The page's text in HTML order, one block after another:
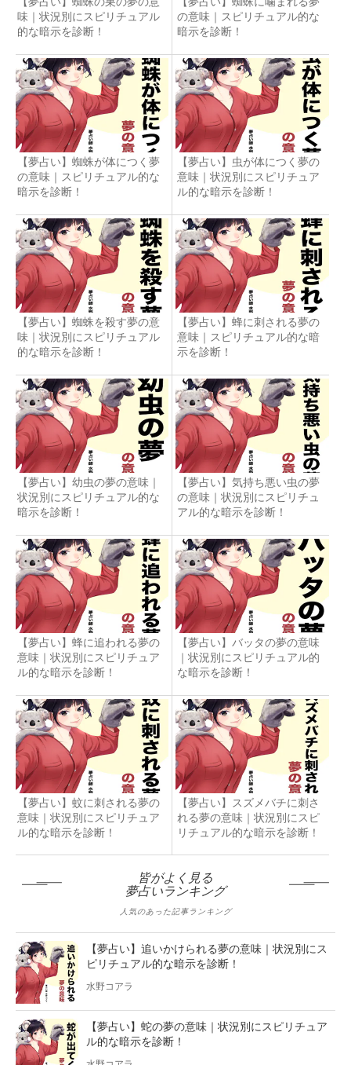
味｜状況別にスピリチュアル
的な暗示を診断！
の意味｜スピリチュアル的な
暗示を診断！
【夢占い】蜘蛛が体につく夢
の意味｜スピリチュアル的な
暗示を診断！
【夢占い】虫が体につく夢の
意味｜状況別にスピリチュア
ル的な暗示を診断！
【夢占い】蜘蛛を殺す夢の意
味｜状況別にスピリチュアル
的な暗示を診断！
【夢占い】蜂に刺される夢の
意味｜スピリチュアル的な暗
示を診断！
【夢占い】幼虫の夢の意味｜
状況別にスピリチュアル的な
暗示を診断！
【夢占い】気持ち悪い虫の夢
の意味｜状況別にスピリチュ
アル的な暗示を診断！
【夢占い】蜂に追われる夢の
意味｜状況別にスピリチュア
ル的な暗示を診断！
【夢占い】バッタの夢の意味
｜状況別にスピリチュアル的
な暗示を診断！
【夢占い】蚊に刺される夢の
意味｜状況別にスピリチュア
ル的な暗示を診断！
【夢占い】スズメバチに刺さ
れる夢の意味｜状況別にスピ
リチュアル的な暗示を診断！
皆がよく見る
夢占いランキング
人気のあった記事ランキング
【夢占い】追いかけられる夢の意味｜状況別にス
ピリチュアル的な暗示を診断！
水野コアラ
【夢占い】蛇の夢の意味｜状況別にスピリチュア
ル的な暗示を診断！